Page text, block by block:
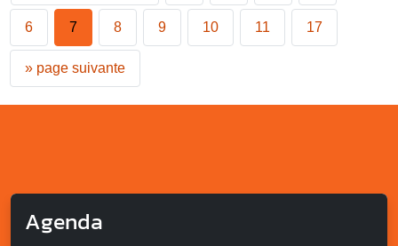
6 7 8 9 10 11 17
» page suivante
Agenda